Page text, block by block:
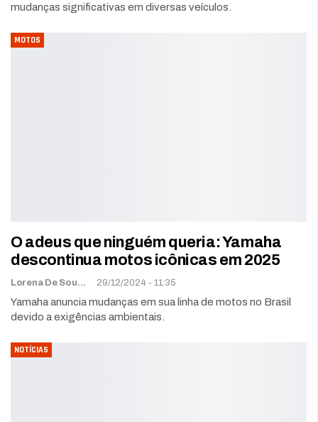
mudanças significativas em diversas veículos.
MOTOS
O adeus que ninguém queria: Yamaha
descontinua motos icônicas em 2025
Lorena De Sousa 29/12/2024 - 11:35
Yamaha anuncia mudanças em sua linha de motos no Brasil
devido a exigências ambientais.
NOTÍCIAS